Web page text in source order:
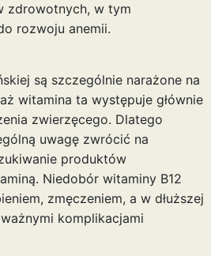
zdrowotnych, w tym
rozwoju anemii.
są szczególnie narażone na
witamina ta występuje głównie
zwierzęcego. Dlatego
uwagę zwrócić na
produktów
Niedobór witaminy B12
zmęczeniem, a w dłuższej
komplikacjami